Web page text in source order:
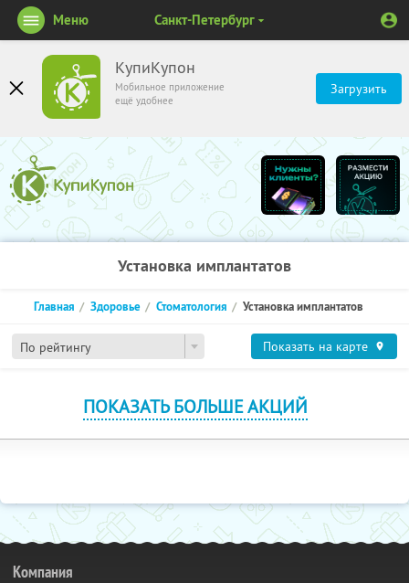
КупиКупон
Мобильное приложение
ещё удобнее
Загрузить
Меню Санкт-Петербург
Установка имплантатов
По рейтингу
Главная Здоровье Стоматология Установка имплантатов
Показать на карте
ПОКАЗАТЬ БОЛЬШЕ АКЦИЙ
Компания